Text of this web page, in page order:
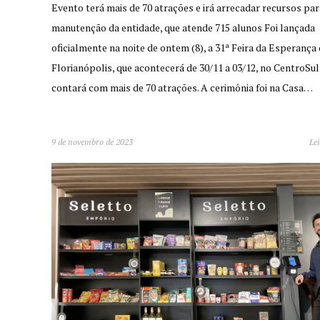
Evento terá mais de 70 atrações e irá arrecadar recursos
manutenção da entidade, que atende 715 alunos Foi lançada
oficialmente na noite de ontem (8), a 31ª Feira da Esperança
Florianópolis, que acontecerá de 30/11 a 03/12, no
contará com mais de 70 atrações. A cerimônia foi na Casa…
9 de novembro de 2023